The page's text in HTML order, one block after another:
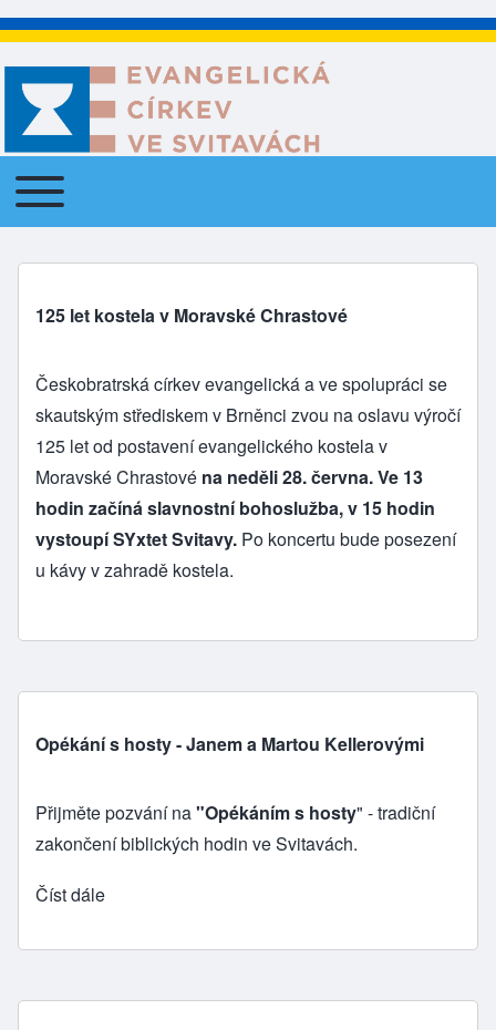
Main navigation
Toggle main menu
125 let kostela v Moravské Chrastové
Českobratrská církev evangelická a ve spolupráci se
skautským střediskem v Brněnci zvou na oslavu výročí
125 let od postavení evangelického kostela v
Moravské Chrastové na neděli 28. června. Ve 13
hodin začíná slavnostní bohoslužba, v 15 hodin
vystoupí SYxtet Svitavy. Po koncertu bude posezení
u kávy v zahradě kostela.
Opékání s hosty - Janem a Martou Kellerovými
Přijměte pozvání na"Opékáním s hosty" - tradiční
zakončení biblických hodin ve Svitavách.
Číst dále